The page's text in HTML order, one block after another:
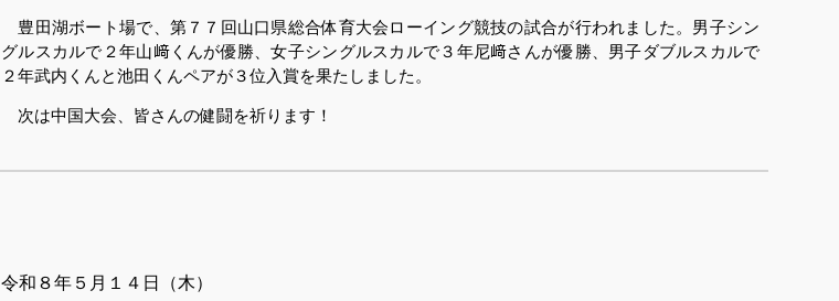
豊田湖ボート場で、第７７回山口県総合体育大会ローイング競技の試合が行われました。男子シン
グルスカルで２年山﨑くんが優勝、女子シングルスカルで３年尼﨑さんが優勝、男子ダブルスカルで
２年武内くんと池田くんペアが３位入賞を果たしました。
次は中国大会、皆さんの健闘を祈ります！
令和８年５月１４日（木）